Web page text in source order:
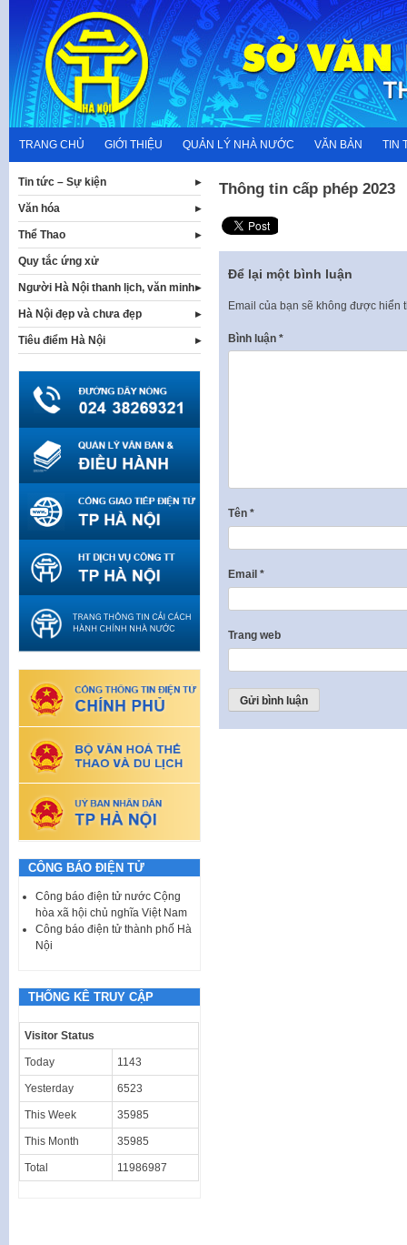
content
TRANG CHỦ GIỚI THIỆU QUẢN LÝ NHÀ NƯỚC VĂN BẢN TIN
Thông tin cấp phép 2023
Để lại một bình luận
Email của bạn sẽ không được hiển
Bình luận *
Tên *
Email *
Trang web
Tin tức – Sự kiện
Văn hóa
Thể Thao
Quy tắc ứng xử
Người Hà Nội thanh lịch, văn minh
Hà Nội đẹp và chưa đẹp
Tiêu điểm Hà Nội
CÔNG BÁO ĐIỆN TỬ
Công báo điện tử nước Cộng
hòa xã hội chủ nghĩa Việt Nam
Công báo điện tử thành phố Hà
Nội
THỐNG KÊ TRUY CẬP
Visitor Status
Today 1143
Yesterday 6523
This Week 35985
This Month 35985
Total 11986987